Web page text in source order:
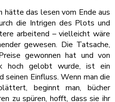
hätte das lesen vom Ende aus
die Intrigen des Plots und
arbeitend – vielleicht wäre
gewesen. Die Tatsache,
gewonnen hat und von
hoch gelobt wurde, ist ein
seinen Einfluss. Wenn man die
beginnt man, bücher
zu spüren, hofft, dass sie ihr